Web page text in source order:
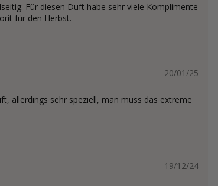
Für diesen Duft habe sehr viele Komplimente
für den Herbst.
20/01/25
allerdings sehr speziell, man muss das extreme
19/12/24